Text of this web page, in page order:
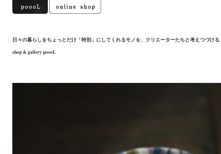
日々の暮らしをちょっとだけ「特別」にしてくれるモノを、クリエーターたちと考えつづける
shop & gallery poooL